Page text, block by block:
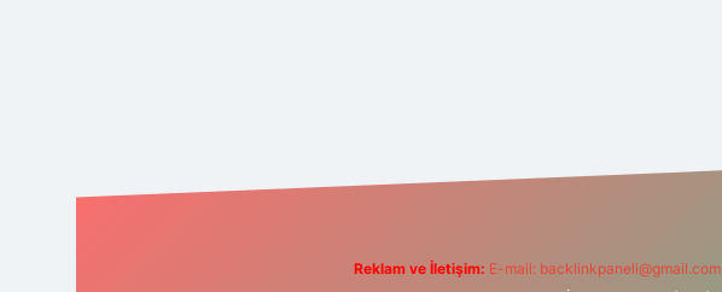
Reklam ve İletişim: E-mail: backlinkpaneli@gmail.com